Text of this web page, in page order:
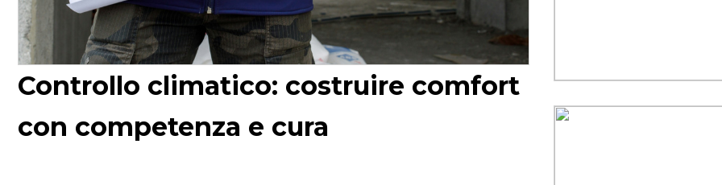
Controllo climatico: costruire comfort
con competenza e cura